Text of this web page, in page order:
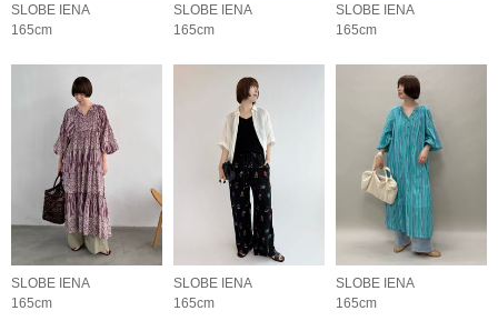
SLOBE IENA
165cm
SLOBE IENA
165cm
SLOBE IENA
165cm
SLOBE IENA
165cm
SLOBE IENA
165cm
SLOBE IENA
165cm